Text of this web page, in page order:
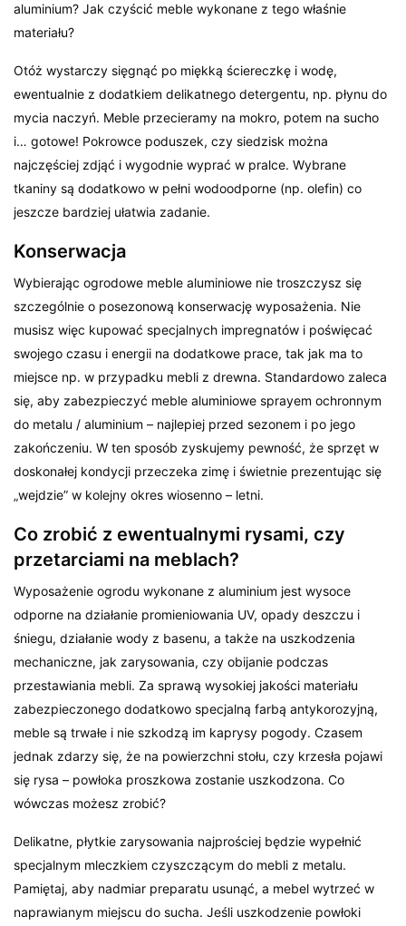
aluminium? Jak czyścić meble wykonane z tego właśnie
materiału?
Otóż wystarczy sięgnąć po miękką ściereczkę i wodę,
ewentualnie z dodatkiem delikatnego detergentu, np. płynu do
mycia naczyń. Meble przecieramy na mokro, potem na sucho
i… gotowe! Pokrowce poduszek, czy siedzisk można
najczęściej zdjąć i wygodnie wyprać w pralce. Wybrane
tkaniny są dodatkowo w pełni wodoodporne (np. olefin) co
jeszcze bardziej ułatwia zadanie.
Konserwacja
Wybierając ogrodowe meble aluminiowe nie troszczysz się
szczególnie o posezonową konserwację wyposażenia. Nie
musisz więc kupować specjalnych impregnatów i poświęcać
swojego czasu i energii na dodatkowe prace, tak jak ma to
miejsce np. w przypadku mebli z drewna. Standardowo zaleca
się, aby zabezpieczyć meble aluminiowe sprayem ochronnym
do metalu / aluminium – najlepiej przed sezonem i po jego
zakończeniu. W ten sposób zyskujemy pewność, że sprzęt w
doskonałej kondycji przeczeka zimę i świetnie prezentując się
„wejdzie” w kolejny okres wiosenno – letni.
Co zrobić z ewentualnymi rysami, czy
przetarciami na meblach?
Wyposażenie ogrodu wykonane z aluminium jest wysoce
odporne na działanie promieniowania UV, opady deszczu i
śniegu, działanie wody z basenu, a także na uszkodzenia
mechaniczne, jak zarysowania, czy obijanie podczas
przestawiania mebli. Za sprawą wysokiej jakości materiału
zabezpieczonego dodatkowo specjalną farbą antykorozyjną,
meble są trwałe i nie szkodzą im kaprysy pogody. Czasem
jednak zdarzy się, że na powierzchni stołu, czy krzesła pojawi
się rysa – powłoka proszkowa zostanie uszkodzona. Co
wówczas możesz zrobić?
Delikatne, płytkie zarysowania najprościej będzie wypełnić
specjalnym mleczkiem czyszczącym do mebli z metalu.
Pamiętaj, aby nadmiar preparatu usunąć, a mebel wytrzeć w
naprawianym miejscu do sucha. Jeśli uszkodzenie powłoki